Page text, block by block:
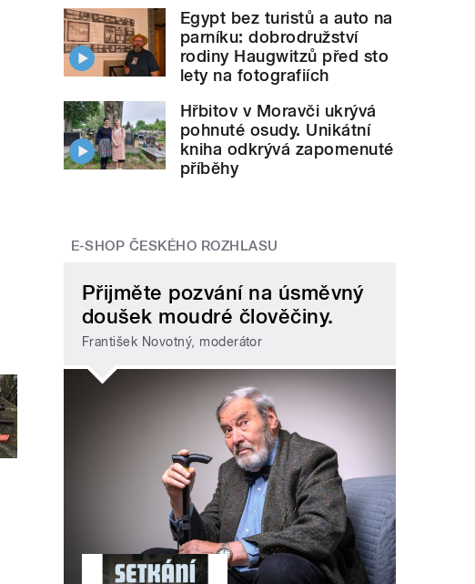
Egypt bez turistů a auto na
parníku: dobrodružství
rodiny Haugwitzů před sto
lety na fotografiích
Hřbitov v Moravči ukrývá
pohnuté osudy. Unikátní
kniha odkrývá zapomenuté
příběhy
E-SHOP ČESKÉHO ROZHLASU
Přijměte pozvání na úsměvný
doušek moudré člověčiny.
František Novotný, moderátor